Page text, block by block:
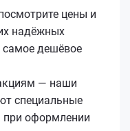
цены и
надёжных
самое дешёвое
— наши
специальные
при оформлении